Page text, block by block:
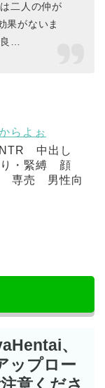
二人の仲が
果がないま
良…
らよぉ
NTR 中出し
・緊縛 顔
専売 男性向
、
ップロー